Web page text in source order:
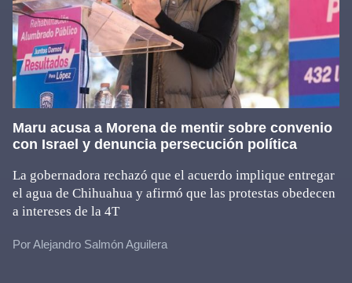
Maru acusa a Morena de mentir sobre convenio
con Israel y denuncia persecución política
La gobernadora rechazó que el acuerdo implique entregar
el agua de Chihuahua y afirmó que las protestas obedecen
a intereses de la 4T
Por Alejandro Salmón Aguilera